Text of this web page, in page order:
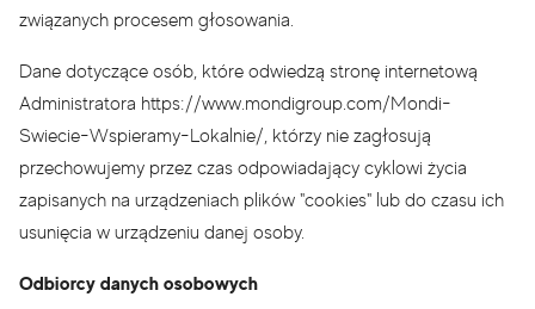
związanych procesem głosowania.
Dane dotyczące osób, które odwiedzą stronę internetową
Administratora https://www.mondigroup.com/Mondi-
Swiecie-Wspieramy-Lokalnie/, którzy nie zagłosują
przechowujemy przez czas odpowiadający cyklowi życia
zapisanych na urządzeniach plików "cookies" lub do czasu ich
usunięcia w urządzeniu danej osoby.
Odbiorcy danych osobowych